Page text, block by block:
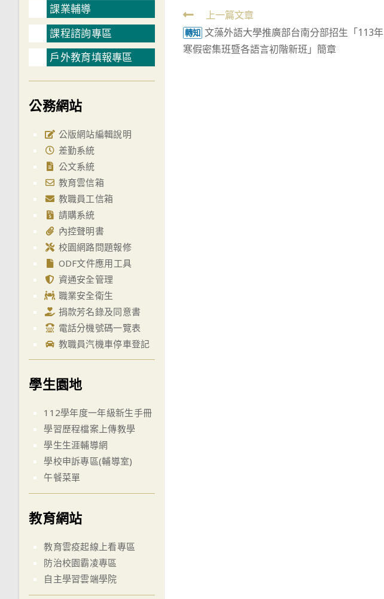
Read
more
articles
上一篇文章
轉知 文藻外語大學推廣部台南分部招生「113年
寒假密集班暨各語言初階新班」簡章
課業輔導
課程諮詢專區
戶外教育填報專區
公務網站
公版網站編輯說明
差勤系統
公文系統
教育雲信箱
教職員工信箱
請購系統
內控聲明書
校園網路問題報修
ODF文件應用工具
資通安全管理
職業安全衛生
捐款芳名錄及同意書
電話分機號碼一覽表
教職員汽機車停車登記
學生園地
112學年度一年級新生手冊
學習歷程檔案上傳教學
學生生涯輔導網
學校申訴專區(輔導室)
午餐菜單
教育網站
教育雲疫起線上看專區
防治校園霸凌專區
自主學習雲端學院